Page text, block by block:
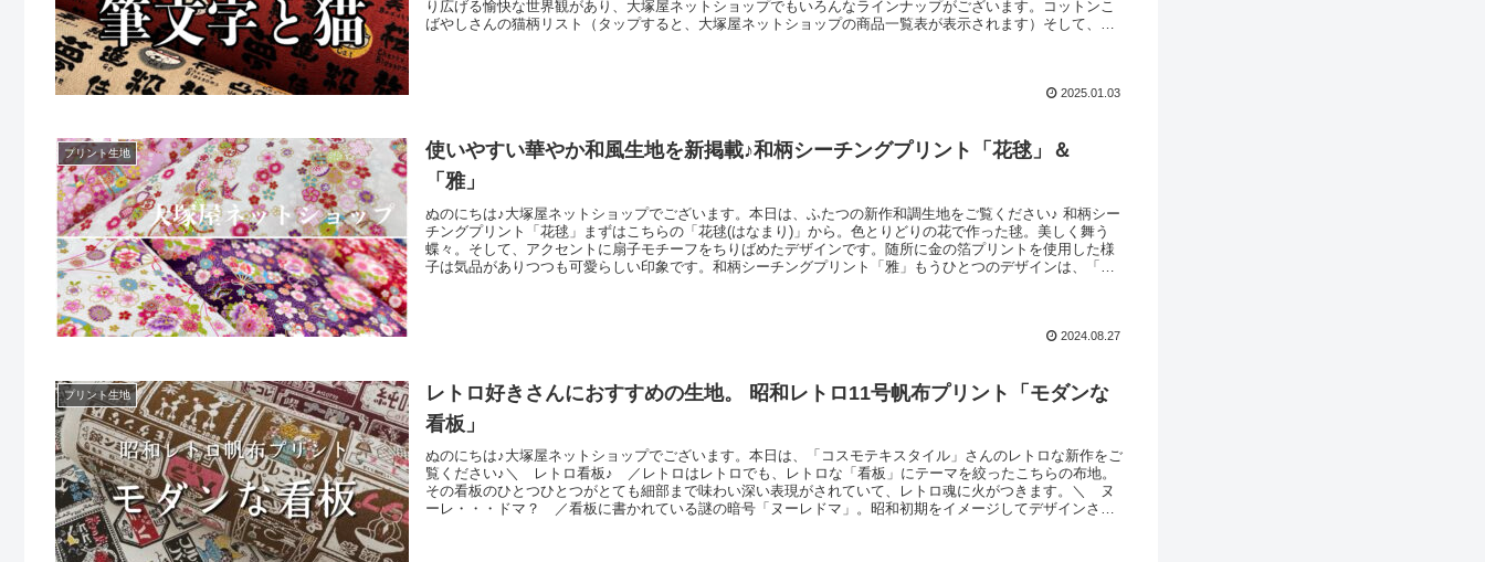
り広げる愉快な世界観があり、大塚屋ネットショップでもいろんなラインナップがございます。コットンこ
ばやしさんの猫柄リスト（タップすると、大塚屋ネットショップの商品一覧表が表示されます）そして、今
2025.01.03
プリント生地
使いやすい華やか和風生地を新掲載♪和柄シーチングプリント「花毬」＆
「雅」
ぬのにちは♪大塚屋ネットショップでございます。本日は、ふたつの新作和調生地をご覧ください♪ 和柄シー
チングプリント「花毬」まずはこちらの「花毬(はなまり)」から。色とりどりの花で作った毬。美しく舞う
蝶々。そして、アクセントに扇子モチーフをちりばめたデザインです。随所に金の箔プリントを使用した様
子は気品がありつつも可愛らしい印象です。和柄シーチングプリント「雅」もうひとつのデザインは、「雅
2024.08.27
プリント生地
レトロ好きさんにおすすめの生地。 昭和レトロ11号帆布プリント「モダンな
看板」
ぬのにちは♪大塚屋ネットショップでございます。本日は、「コスモテキスタイル」さんのレトロな新作をご
覧ください♪＼ レトロ看板♪ ／レトロはレトロでも、レトロな「看板」にテーマを絞ったこちらの布地。
その看板のひとつひとつがとても細部まで味わい深い表現がされていて、レトロ魂に火がつきます。＼ ヌ
ーレ・・・ドマ？ ／看板に書かれている謎の暗号「ヌーレドマ」。昭和初期をイメージしてデザインされ